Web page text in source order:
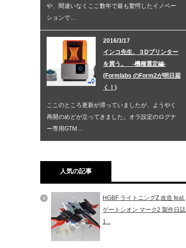
や、間違いなくここ数年で最も驚愕したイノベー
ションで…
2016/3/17
インコ先生、３Dプリンター
を買う。 -機種選定編-
(Formlabs のForm2が明日届
く！)
ここのところ更新が滞っていましたが、ようやく
再開のめどが立ってきました。オラ設定のログナ
ー専用GTM…
人気の記事
HGBF ライトニングZ 改造 feat.
ゲートシオン マーク2 製作日誌
1...